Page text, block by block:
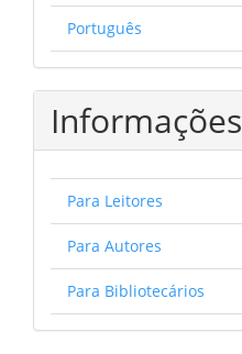
Português
Informações
Para Leitores
Para Autores
Para Bibliotecários